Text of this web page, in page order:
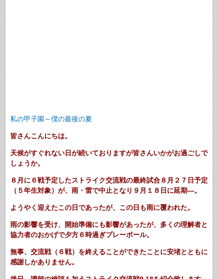
私の甲子園～僕の最後の夏
皆さんこんにちは。
天候がすぐれない日が続いておりますが皆さんいかがお過ごしで
しょうか。
８月に６戦予定したストライク交流戦の最終試合８月２７日予定
（５年生対象）が、雨・雷で中止となり９月１８日に延期―。
ようやく迎えたこの日であったが、この日も雨に覆われた。
雨の影響を受け、開始準備にも影響があったが、多くの理解者と
協力者のおかげで夕方６時過ぎプレーボール。
無事、交流戦（６戦）を終えることができたことに安堵とともに
感謝しかありません。